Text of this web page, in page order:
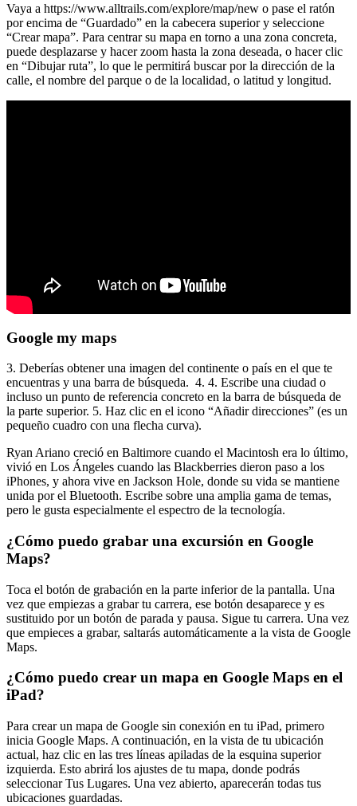
Vaya a https://www.alltrails.com/explore/map/new o pase el ratón
por encima de “Guardado” en la cabecera superior y seleccione
“Crear mapa”. Para centrar su mapa en torno a una zona concreta,
puede desplazarse y hacer zoom hasta la zona deseada, o hacer clic
en “Dibujar ruta”, lo que le permitirá buscar por la dirección de la
calle, el nombre del parque o de la localidad, o latitud y longitud.
Google my maps
3. Deberías obtener una imagen del continente o país en el que te
encuentras y una barra de búsqueda. 4. 4. Escribe una ciudad o
incluso un punto de referencia concreto en la barra de búsqueda de
la parte superior. 5. Haz clic en el icono “Añadir direcciones” (es un
pequeño cuadro con una flecha curva).
Ryan Ariano creció en Baltimore cuando el Macintosh era lo último,
vivió en Los Ángeles cuando las Blackberries dieron paso a los
iPhones, y ahora vive en Jackson Hole, donde su vida se mantiene
unida por el Bluetooth. Escribe sobre una amplia gama de temas,
pero le gusta especialmente el espectro de la tecnología.
¿Cómo puedo grabar una excursión en Google
Maps?
Toca el botón de grabación en la parte inferior de la pantalla. Una
vez que empiezas a grabar tu carrera, ese botón desaparece y es
sustituido por un botón de parada y pausa. Sigue tu carrera. Una vez
que empieces a grabar, saltarás automáticamente a la vista de Google
Maps.
¿Cómo puedo crear un mapa en Google Maps en el
iPad?
Para crear un mapa de Google sin conexión en tu iPad, primero
inicia Google Maps. A continuación, en la vista de tu ubicación
actual, haz clic en las tres líneas apiladas de la esquina superior
izquierda. Esto abrirá los ajustes de tu mapa, donde podrás
seleccionar Tus Lugares. Una vez abierto, aparecerán todas tus
ubicaciones guardadas.